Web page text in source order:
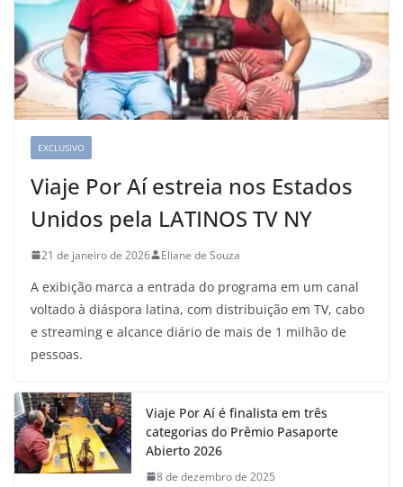
EXCLUSIVO
Viaje Por Aí estreia nos Estados
Unidos pela LATINOS TV NY
21 de janeiro de 2026 Eliane de Souza
A exibição marca a entrada do programa em um canal
voltado à diáspora latina, com distribuição em TV, cabo
e streaming e alcance diário de mais de 1 milhão de
pessoas.
Viaje Por Aí é finalista em três
categorias do Prêmio Pasaporte
Abierto 2026
8 de dezembro de 2025